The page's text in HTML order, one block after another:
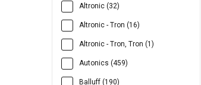
Altronic (32)
Altronic - Tron (16)
Altronic - Tron, Tron (1)
Autonics (459)
Balluff (190)